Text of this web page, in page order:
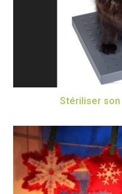
Stériliser